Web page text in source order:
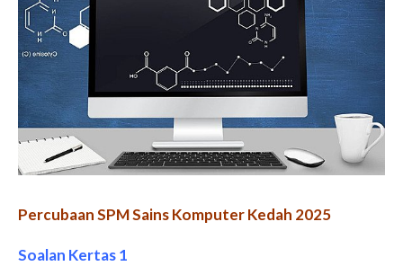
Percubaan SPM Sains Komputer Kedah 2025
Soalan Kertas 1